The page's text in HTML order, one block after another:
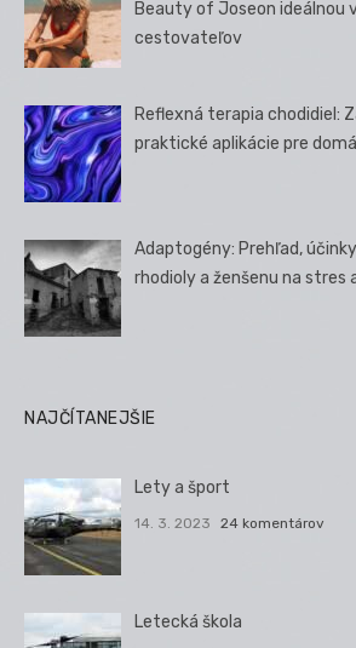
Beauty of Joseon ideálnou
cestovateľov
Reflexná terapia chodidiel:
praktické aplikácie pre
Adaptogény: Prehľad,
rhodioly a ženšenu na stres
NAJČÍTANEJŠIE
Lety a šport
14. 3. 2023 24 komentárov
Letecká škola